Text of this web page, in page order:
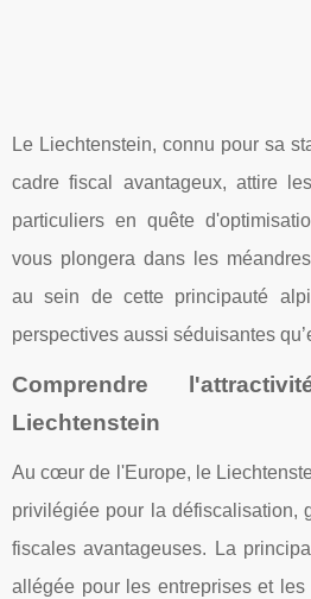
Le Liechtenstein, connu pour sa
cadre fiscal avantageux, attire
particuliers en quête
vous plongera dans les
au sein de cette principauté
perspectives aussi séduisantes
Comprendre
Liechtenstein
Au cœur de l'Europe, le
privilégiée pour la défiscalisation,
fiscales avantageuses. La
allégée pour les entreprises et